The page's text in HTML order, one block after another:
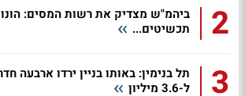
2
ביהמ"ש מצדיק את רשות המסים: הונו
תכשיטים...
3
ל-3.6 מיליון